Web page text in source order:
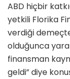
ABD hiçbir
yetkili Florika
verdiği
olduğunca
finansman
geldi” diye